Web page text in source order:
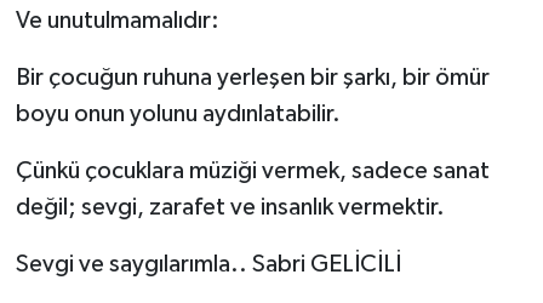
Ve unutulmamalıdır:
Bir çocuğun ruhuna yerleşen bir şarkı, bir ömür
boyu onun yolunu aydınlatabilir.
Çünkü çocuklara müziği vermek, sadece sanat
değil; sevgi, zarafet ve insanlık vermektir.
Sevgi ve saygılarımla.. Sabri GELİCİLİ